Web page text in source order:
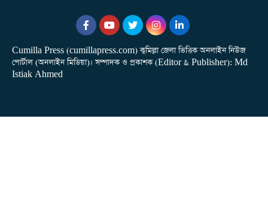
Cumilla Press (cumillapress.com) কুমিল্লা জেলা ভিত্তিক অনলাইন নিউজ
পোর্টাল (অনলাইন মিডিয়া)। সম্পাদক ও প্রকাশক (Editor & Publisher): Md
Istiak Ahmed